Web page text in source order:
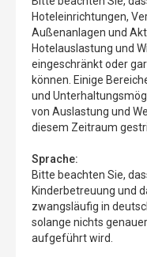
Hoteleinrichtungen,
Außenanlagen und
Hotelauslastung und
eingeschränkt oder
können. Einige
und
von Auslastung und
diesem Zeitraum
Sprache:
Bitte beachten Sie,
Kinderbetreuung und
zwangsläufig in
solange nichts
aufgeführt wird.